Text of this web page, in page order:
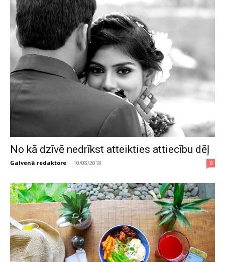
No kā dzīvē nedrīkst atteikties attiecību dēļ
Galvenā redaktore - 10/08/2018 0